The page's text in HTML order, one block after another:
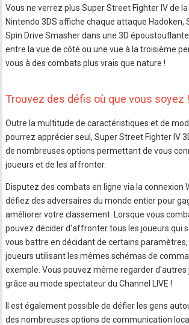
Vous ne verrez plus Super Street Fighter IV de
Nintendo 3DS affiche chaque attaque Hadoken,
Spin Drive Smasher dans une 3D
entre la vue de côté ou une vue à la troisième
vous à des combats plus vrais que nature !
Trouvez des défis où que vous soyez !
Outre la multitude de caractéristiques et de
pourrez apprécier seul, Super Street Fighter IV
de nombreuses options permettant de vous
joueurs et de les affronter.
Disputez des combats en ligne via la connexion
défiez des adversaires du monde entier pour
améliorer votre classement. Lorsque vous
pouvez décider d'affronter tous les joueurs qui
vous battre en décidant de certains
joueurs utilisant les mêmes schémas de
exemple. Vous pouvez même regarder
grâce au mode spectateur du Channel LIVE !
Il est également possible de défier les gens
des nombreuses options de communication